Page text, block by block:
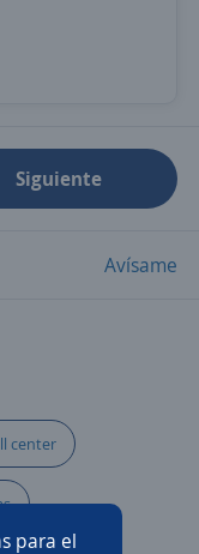
para el
Siguiente
Avísame
center